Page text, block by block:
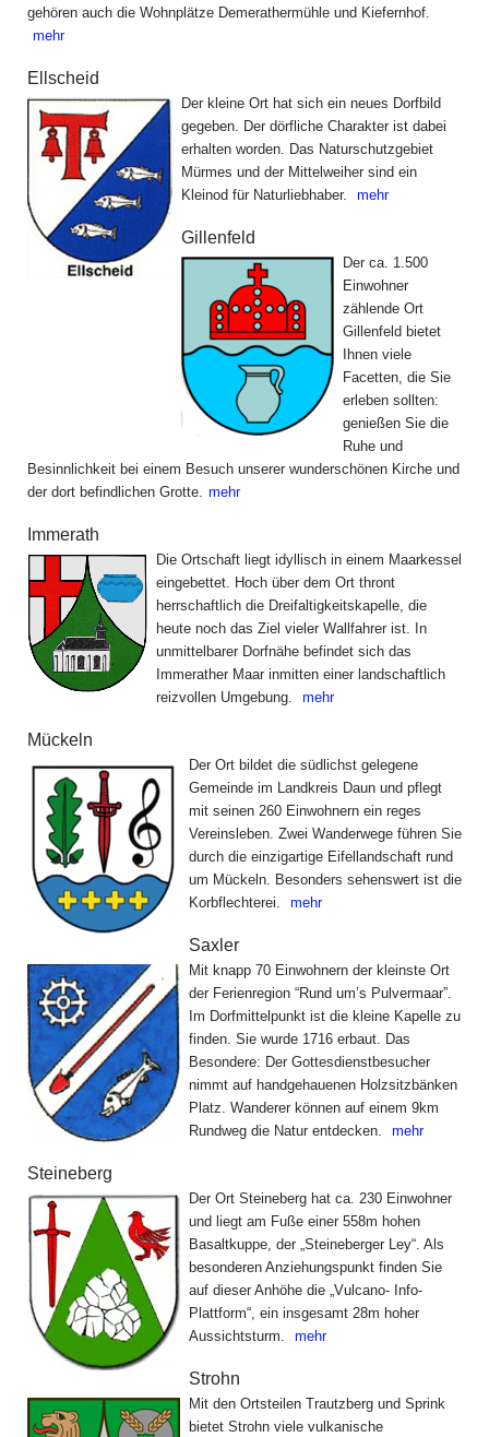
gehören auch die Wohnplätze Demerathermühle und Kiefernhof.
mehr
Ellscheid
Der kleine Ort hat sich ein neues Dorfbild
gegeben. Der dörfliche Charakter ist dabei
erhalten worden. Das Naturschutzgebiet
Mürmes und der Mittelweiher sind ein
Kleinod für Naturliebhaber.
mehr
Gillenfeld
Der ca. 1.500
Einwohner
zählende Ort
Gillenfeld bietet
Ihnen viele
Facetten, die Sie
erleben sollten:
genießen Sie die
Ruhe und
Besinnlichkeit bei einem Besuch unserer wunderschönen Kirche und
der dort befindlichen Grotte. mehr
Immerath
Die Ortschaft liegt idyllisch in einem Maarkessel
eingebettet. Hoch über dem Ort thront
herrschaftlich die Dreifaltigkeitskapelle, die
heute noch das Ziel vieler Wallfahrer ist. In
unmittelbarer Dorfnähe befindet sich das
Immerather Maar inmitten einer landschaftlich
reizvollen Umgebung.
mehr
Mückeln
Der Ort bildet die südlichst gelegene
Gemeinde im Landkreis Daun und pflegt
mit seinen 260 Einwohnern ein reges
Vereinsleben. Zwei Wanderwege führen Sie
durch die einzigartige Eifellandschaft rund
um Mückeln. Besonders sehenswert ist die
Korbflechterei.
mehr
Saxler
Mit knapp 70 Einwohnern der kleinste Ort
der Ferienregion “Rund um’s Pulvermaar”.
Im Dorfmittelpunkt ist die kleine Kapelle zu
finden. Sie wurde 1716 erbaut. Das
Besondere: Der Gottesdienstbesucher
nimmt auf handgehauenen Holzsitzbänken
Platz. Wanderer können auf einem 9km
Rundweg die Natur entdecken.
mehr
Steineberg
Der Ort Steineberg hat ca. 230 Einwohner
und liegt am Fuße einer 558m hohen
Basaltkuppe, der „Steineberger Ley“. Als
besonderen Anziehungspunkt finden Sie
auf dieser Anhöhe die „Vulcano- Info-
Plattform“, ein insgesamt 28m hoher
Aussichtsturm.
mehr
Strohn
Mit den Ortsteilen Trautzberg und Sprink
bietet Strohn viele vulkanische